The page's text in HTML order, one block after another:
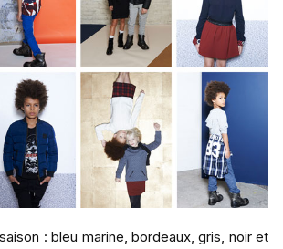
: bleu marine, bordeaux, gris, noir et